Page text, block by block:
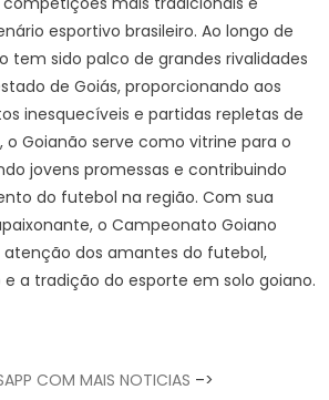
esportivo brasileiro. Ao longo de
tem sido palco de grandes rivalidades
de Goiás, proporcionando aos
inesquecíveis e partidas repletas de
o Goianão serve como vitrine para o
jovens promessas e contribuindo
do futebol na região. Com sua
o Campeonato Goiano
dos amantes do futebol,
a tradição do esporte em solo goiano.
COM MAIS NOTICIAS –>